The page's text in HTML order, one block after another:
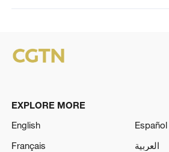
EXPLORE MORE
English
Español
Français
العربية